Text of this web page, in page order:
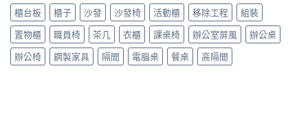
櫃台板
櫃子 沙發 沙發椅 活動櫃 移除工程
組裝
置物櫃
職員椅 茶几 衣櫃 課桌椅 辦公室屏風
辦公桌
辦公椅
鋼製家具 隔間 電腦桌 餐桌 高隔間